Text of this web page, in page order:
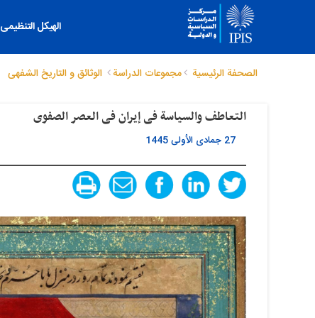
الهیکل التنظیمی
الصحفة الرئيسية مجموعات الدراسة الوثائق و التاریخ الشفهی
التعاطف والسیاسة فی إیران فی العصر الصفوی
27 جمادى الأولى 1445